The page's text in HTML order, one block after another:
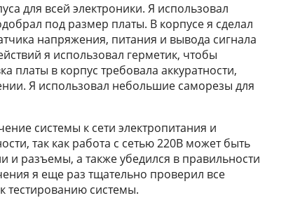
для всей электроники. Я использовал
под размер платы. В корпусе я сделал
напряжения, питания и вывода сигнала
я использовал герметик, чтобы
платы в корпус требовала аккуратности,
Я использовал небольшие саморезы для
системы к сети электропитания и
так как работа с сетью 220В может быть
и разъемы, а также убедился в правильности
я еще раз тщательно проверил все
тестированию системы.